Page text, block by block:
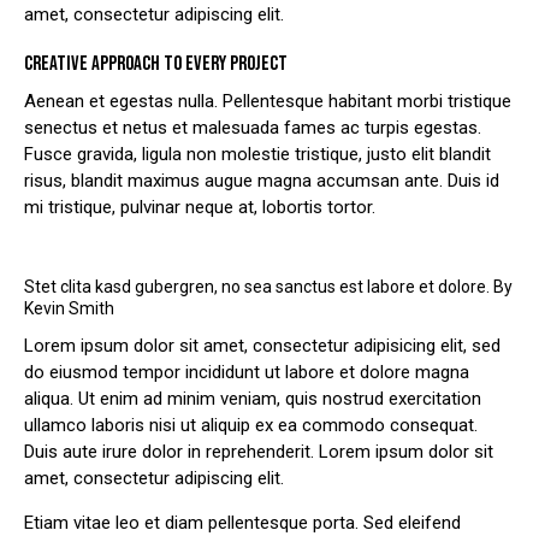
amet, consectetur adipiscing elit.
CREATIVE APPROACH TO EVERY PROJECT
Aenean et egestas nulla. Pellentesque habitant morbi tristique
senectus et netus et malesuada fames ac turpis egestas.
Fusce gravida, ligula non molestie tristique, justo elit blandit
risus, blandit maximus augue magna accumsan ante. Duis id
mi tristique, pulvinar neque at, lobortis tortor.
Stet clita kasd gubergren, no sea sanctus est labore et dolore. By
Kevin Smith
Lorem ipsum dolor sit amet, consectetur adipisicing elit, sed
do eiusmod tempor incididunt ut labore et dolore magna
aliqua. Ut enim ad minim veniam, quis nostrud exercitation
ullamco laboris nisi ut aliquip ex ea commodo consequat.
Duis aute irure dolor in reprehenderit. Lorem ipsum dolor sit
amet, consectetur adipiscing elit.
Etiam vitae leo et diam pellentesque porta. Sed eleifend